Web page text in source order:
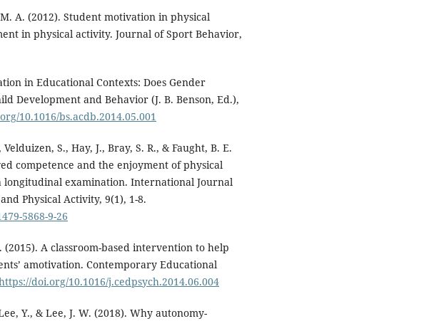
A. (2012). Student motivation in physical
in physical activity. Journal of Sport Behavior,
in Educational Contexts: Does Gender
Development and Behavior (J. B. Benson, Ed.),
10.1016/bs.acdb.2014.05.001
S., Hay, J., Bray, S. R., & Faught, B. E.
competence and the enjoyment of physical
examination. International Journal
Physical Activity, 9(1), 1-8.
5868-9-26
(2015). A classroom-based intervention to help
amotivation. Contemporary Educational
doi.org/10.1016/j.cedpsych.2014.06.004
Y., & Lee, J. W. (2018). Why autonomy-